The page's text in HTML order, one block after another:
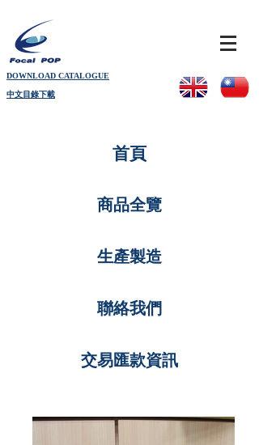
DOWNLOAD CATALOGUE
中文目錄下載
首頁
商品全覽
生產製造
聯絡我們
交易匯款資訊